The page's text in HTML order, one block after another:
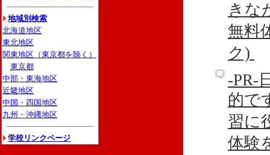
地域別検索
北海道地区
東北地区
関東地区（東京都を除く）
東京都
中部・東海地区
近畿地区
中国・四国地区
九州・沖縄地区
学校リンクページ
きな
無料
ク)
-PR-
的で
習に
体験